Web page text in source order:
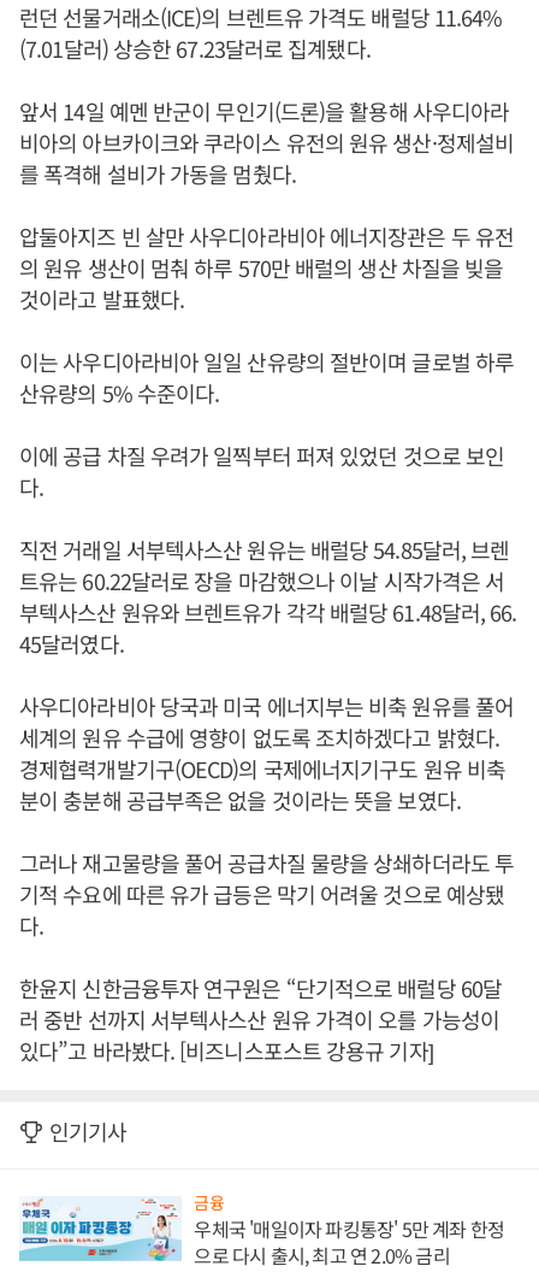
런던 선물거래소(ICE)의 브렌트유 가격도 배럴당 11.64%
(7.01달러) 상승한 67.23달러로 집계됐다.
앞서 14일 예멘 반군이 무인기(드론)을 활용해 사우디아라
비아의 아브카이크와 쿠라이스 유전의 원유 생산·정제설비
를 폭격해 설비가 가동을 멈췄다.
압둘아지즈 빈 살만 사우디아라비아 에너지장관은 두 유전
의 원유 생산이 멈춰 하루 570만 배럴의 생산 차질을 빚을
것이라고 발표했다.
이는 사우디아라비아 일일 산유량의 절반이며 글로벌 하루
산유량의 5% 수준이다.
이에 공급 차질 우려가 일찍부터 퍼져 있었던 것으로 보인
다.
직전 거래일 서부텍사스산 원유는 배럴당 54.85달러, 브렌
트유는 60.22달러로 장을 마감했으나 이날 시작가격은 서
부텍사스산 원유와 브렌트유가 각각 배럴당 61.48달러, 66.
45달러였다.
사우디아라비아 당국과 미국 에너지부는 비축 원유를 풀어
세계의 원유 수급에 영향이 없도록 조치하겠다고 밝혔다.
경제협력개발기구(OECD)의 국제에너지기구도 원유 비축
분이 충분해 공급부족은 없을 것이라는 뜻을 보였다.
그러나 재고물량을 풀어 공급차질 물량을 상쇄하더라도 투
기적 수요에 따른 유가 급등은 막기 어려울 것으로 예상됐
다.
한윤지 신한금융투자 연구원은 “단기적으로 배럴당 60달
러 중반 선까지 서부텍사스산 원유 가격이 오를 가능성이
있다”고 바라봤다. [비즈니스포스트 강용규 기자]
인기기사
금융
우체국 '매일이자 파킹통장' 5만 계좌 한정
으로 다시 출시, 최고 연 2.0% 금리